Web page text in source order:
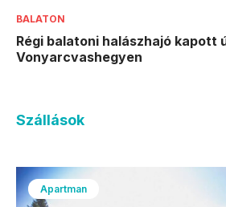
BALATON
Régi balatoni halászhajó kapott
Vonyarcvashegyen
Szállások
Apartman